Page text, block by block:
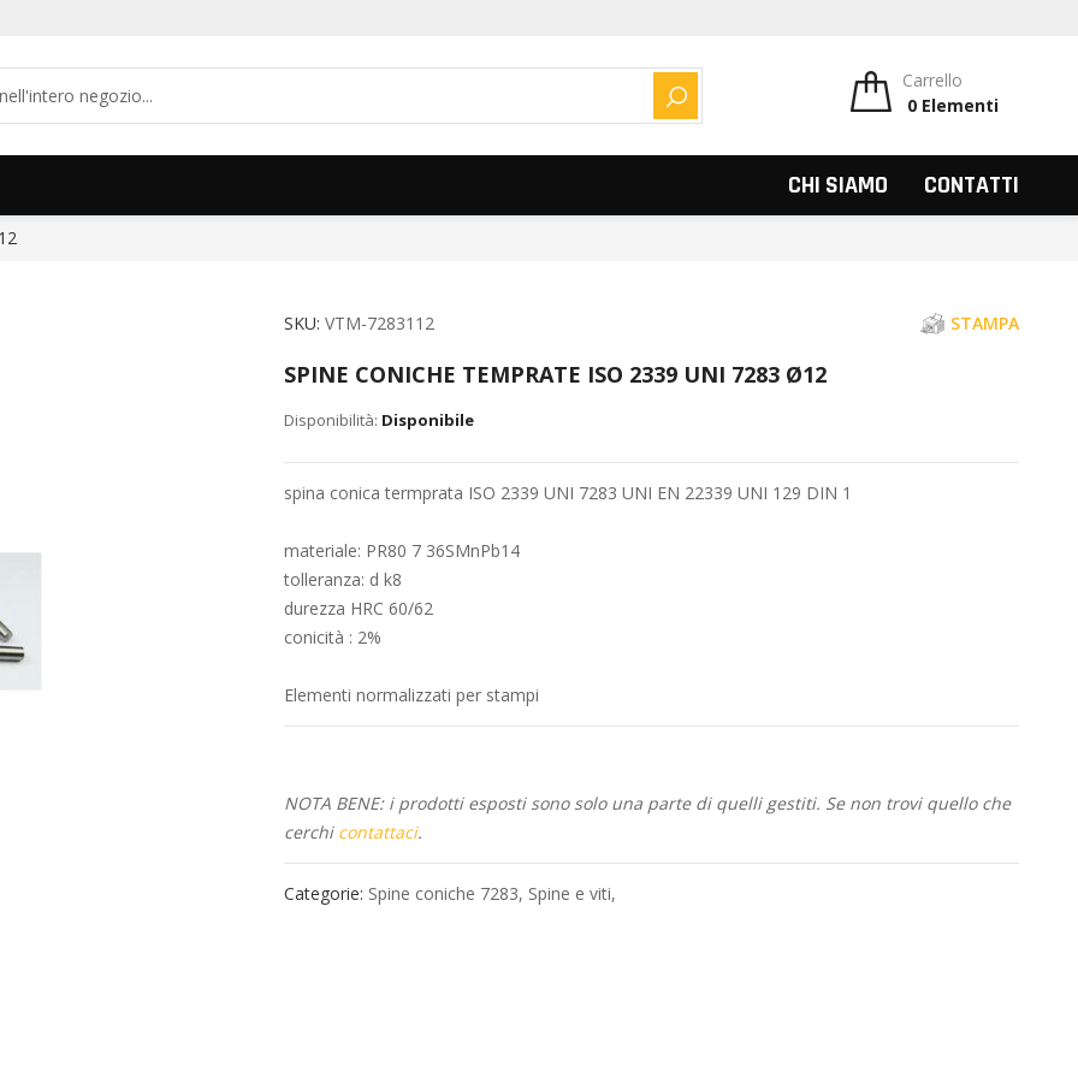
CERCA
Carrello
0 Elementi
CHI SIAMO CONTATTI
SKU VTM-7283112 STAMPA
SPINE CONICHE TEMPRATE ISO 2339 UNI 7283 Ø12
Disponibile
spina conica termprata ISO 2339 UNI 7283 UNI EN 22339 UNI 129 DIN 1
materiale: PR80 7 36SMnPb14
tolleranza: d k8
durezza HRC 60/62
conicità : 2%
Elementi normalizzati per stampi
NOTA BENE: i prodotti esposti sono solo una parte di quelli gestiti. Se non trovi quello che
cerchi contattaci.
Categorie: Spine coniche 7283, Spine e viti,